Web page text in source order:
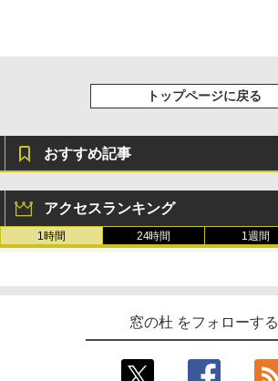
トップページに戻る
おすすめ記事
アクセスランキング
1時間 24時間 1週間
窓の杜 をフォローする